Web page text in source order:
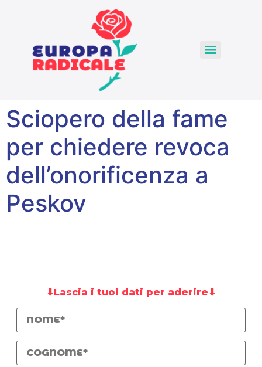
Sciopero della fame
per chiedere revoca
dell’onorificenza a
Peskov
⬇Lascia i tuoi dati per aderire⬇